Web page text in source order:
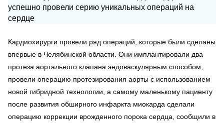
Кардиохирурги провели ряд операций, которые были сделаны
впервые в Челябинской области. Они имплантировали два
протеза аортального клапана эндоваскулярным способом,
провели операцию протезирования аорты с использованием
новой гибридной технологии, а самому маленькому пациенту
после развития обширного инфаркта миокарда сделали
операцию коррекции врожденного порока сердца, сообщили в